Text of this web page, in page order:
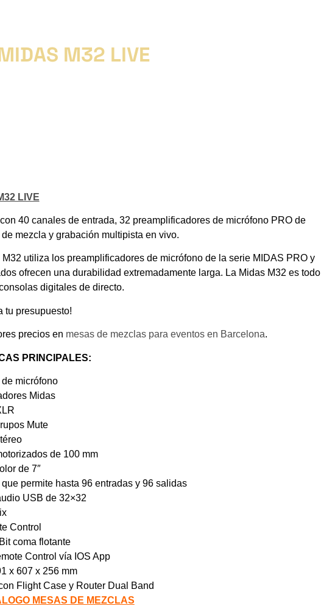
M32 LIVE
LIVE
40 canales de entrada, 32 preamplificadores de micrófono PRO de
mezcla y grabación multipista en vivo.
utiliza los preamplificadores de micrófono de la serie MIDAS PRO y
ofrecen una durabilidad extremadamente larga. La Midas M32 es todo
digitales de directo.
tu presupuesto!
precios en mesas de mezclas para eventos en Barcelona.
PRINCIPALES:
micrófono
Midas
Mute
de 100 mm
de 7″
permite hasta 96 entradas y 96 salidas
USB de 32×32
Control
coma flotante
Control vía IOS App
x 607 x 256 mm
Flight Case y Router Dual Band
MESAS DE MEZCLAS